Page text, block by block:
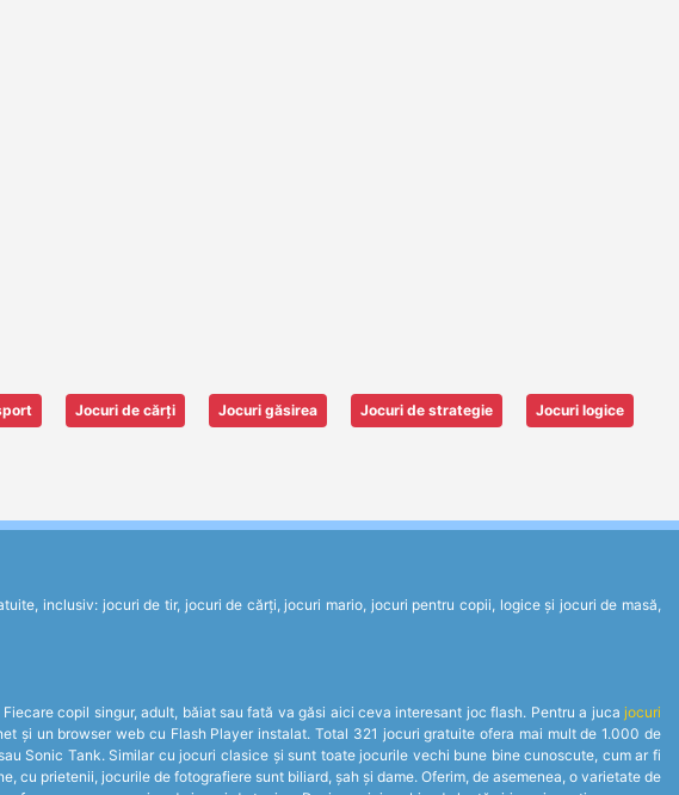
Jocuri de cărți Jocuri găsirea Jocuri de strategie Jocuri logice
inclusiv: jocuri de tir, jocuri de cărți, jocuri mario, jocuri pentru copii, logice și jocuri de masă,
copil singur, adult, băiat sau fată va găsi aici ceva interesant joc flash. Pentru a juca jocuri
și un browser web cu Flash Player instalat. Total 321 jocuri gratuite ofera mai mult de 1.000 de
Sonic Tank. Similar cu jocuri clasice și sunt toate jocurile vechi bune bine cunoscute, cum ar fi
prietenii, jocurile de fotografiere sunt biliard, șah și dame. Oferim, de asemenea, o varietate de